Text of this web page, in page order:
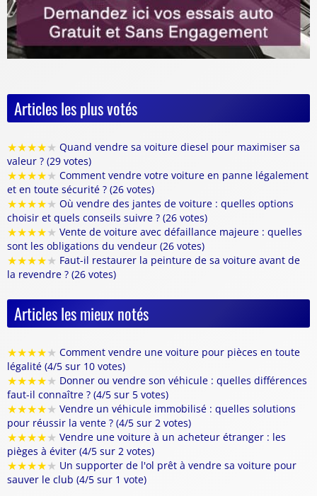
Articles les plus votés
★★★★★ Quand vendre sa voiture diesel pour maximiser sa
valeur ? (29 votes)
★★★★★ Comment vendre votre voiture en panne légalement
et en toute sécurité ? (26 votes)
★★★★★ Où vendre des jantes de voiture : quelles options
choisir et quels conseils suivre ? (26 votes)
★★★★★ Vente de voiture avec défaillance majeure : quelles
sont les obligations du vendeur (26 votes)
★★★★★ Faut-il restaurer la peinture de sa voiture avant de
la revendre ? (26 votes)
Articles les mieux notés
★★★★★ Comment vendre une voiture pour pièces en toute
légalité (4/5 sur 10 votes)
★★★★★ Donner ou vendre son véhicule : quelles différences
faut-il connaître ? (4/5 sur 5 votes)
★★★★★ Vendre un véhicule immobilisé : quelles solutions
pour réussir la vente ? (4/5 sur 2 votes)
★★★★★ Vendre une voiture à un acheteur étranger : les
pièges à éviter (4/5 sur 2 votes)
★★★★★ Un supporter de l'ol prêt à vendre sa voiture pour
sauver le club (4/5 sur 1 vote)